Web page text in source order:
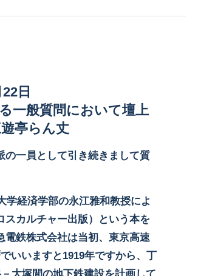
日
一般質問において壇上
亭らん丈
一員として引き続きまして質
経済学部の永江雅和教授によ
スカルチャー出版）という本を
電鉄株式会社は当初、東京高速
いいますと1919年ですから、丁